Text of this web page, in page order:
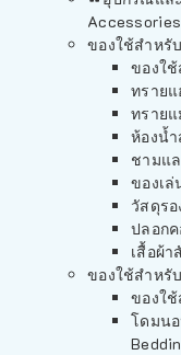
Accessories
ของใช้สำหรั
ของใช้
ทรายแ
ทราย
ห้องน้
ชามแ
ของเล่
วัสดุร
ปลอก
เสื้อผ้
ของใช้สำหรั
ของใช้
โดมน